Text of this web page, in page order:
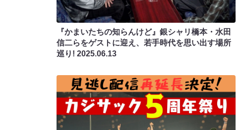
『かまいたちの知らんけど』銀シャリ橋本・水田
信二らをゲストに迎え、若手時代を思い出す場所
巡り! 2025.06.13